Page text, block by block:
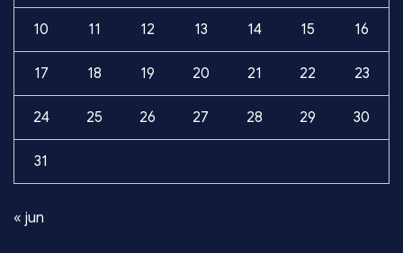
10 11 12 13 14 15 16
17 18 19 20 21 22 23
24 25 26 27 28 29 30
31
« jun